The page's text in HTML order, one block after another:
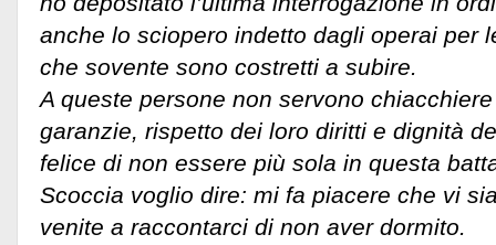
anche lo sciopero indetto dagli operai per
che sovente sono costretti a subire.
A queste persone non servono
garanzie, rispetto dei loro diritti e dignità
felice di non essere più sola in questa
Scoccia voglio dire: mi fa piacere che vi
venite a raccontarci di non aver dormito.